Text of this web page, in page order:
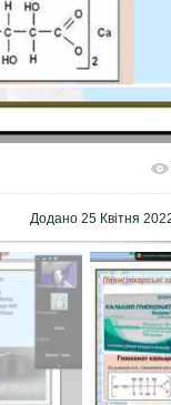
Додано 25 Квітня